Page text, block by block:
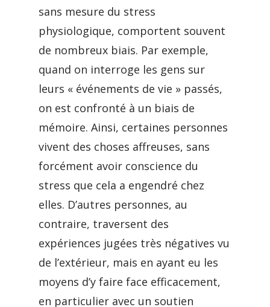
sans mesure du stress
physiologique, comportent souvent
de nombreux biais. Par exemple,
quand on interroge les gens sur
leurs « événements de vie » passés,
on est confronté à un biais de
mémoire. Ainsi, certaines personnes
vivent des choses affreuses, sans
forcément avoir conscience du
stress que cela a engendré chez
elles. D’autres personnes, au
contraire, traversent des
expériences jugées très négatives vu
de l’extérieur, mais en ayant eu les
moyens d’y faire face efficacement,
en particulier avec un soutien